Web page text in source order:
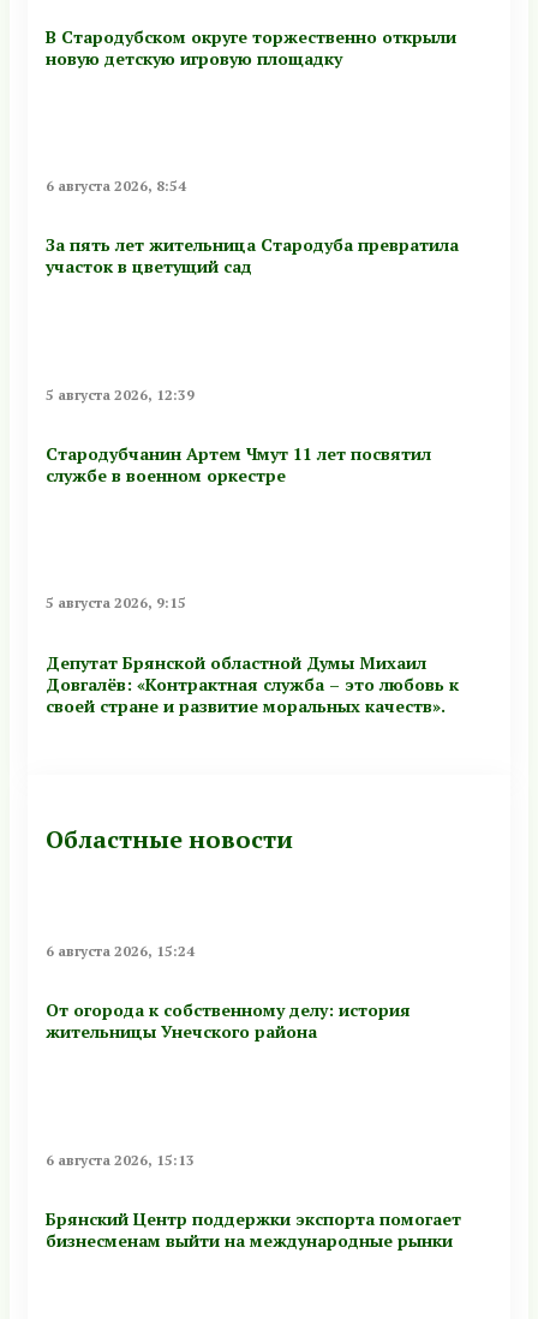
В Стародубском округе торжественно открыли
новую детскую игровую площадку
6 августа 2026, 8:54
За пять лет жительница Стародуба превратила
участок в цветущий сад
5 августа 2026, 12:39
Стародубчанин Артем Чмут 11 лет посвятил
службе в военном оркестре
5 августа 2026, 9:15
Депутат Брянской областной Думы Михаил
Довгалёв: «Контрактная служба – это любовь к
своей стране и развитие моральных качеств».
Областные новости
6 августа 2026, 15:24
От огорода к собственному делу: история
жительницы Унечского района
6 августа 2026, 15:13
Брянский Центр поддержки экспорта помогает
бизнесменам выйти на международные рынки